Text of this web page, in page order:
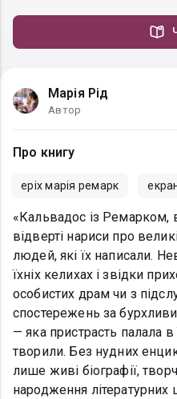
Марія Рід
Автор
Про книгу
еріх марія ремарк
«Кальвадос із Ремарком,
відверті нариси про
людей, які їх написали.
їхніх келихах і звідки
особистих драм чи з
спостережень за
— яка пристрасть палала
творили. Без нудних
лише живі біографії,
народження